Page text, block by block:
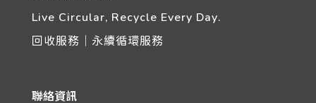
Live Circular, Recycle Every Day.
回收服務｜永續循環服務
聯絡資訊